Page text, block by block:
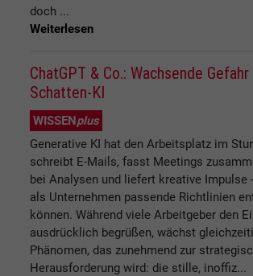
doch ...
Weiterlesen
ChatGPT & Co.: Wachsende
Schatten-KI
WISSENplus
Generative KI hat den Arbeitsplatz im
schreibt E-Mails, fasst Meetings
bei Analysen und liefert kreative Impulse
als Unternehmen passende Richtlinien
können. Während viele Arbeitgeber den
ausdrücklich begrüßen, wächst
Phänomen, das zunehmend zur
Herausforderung wird: die stille, inoffiz...